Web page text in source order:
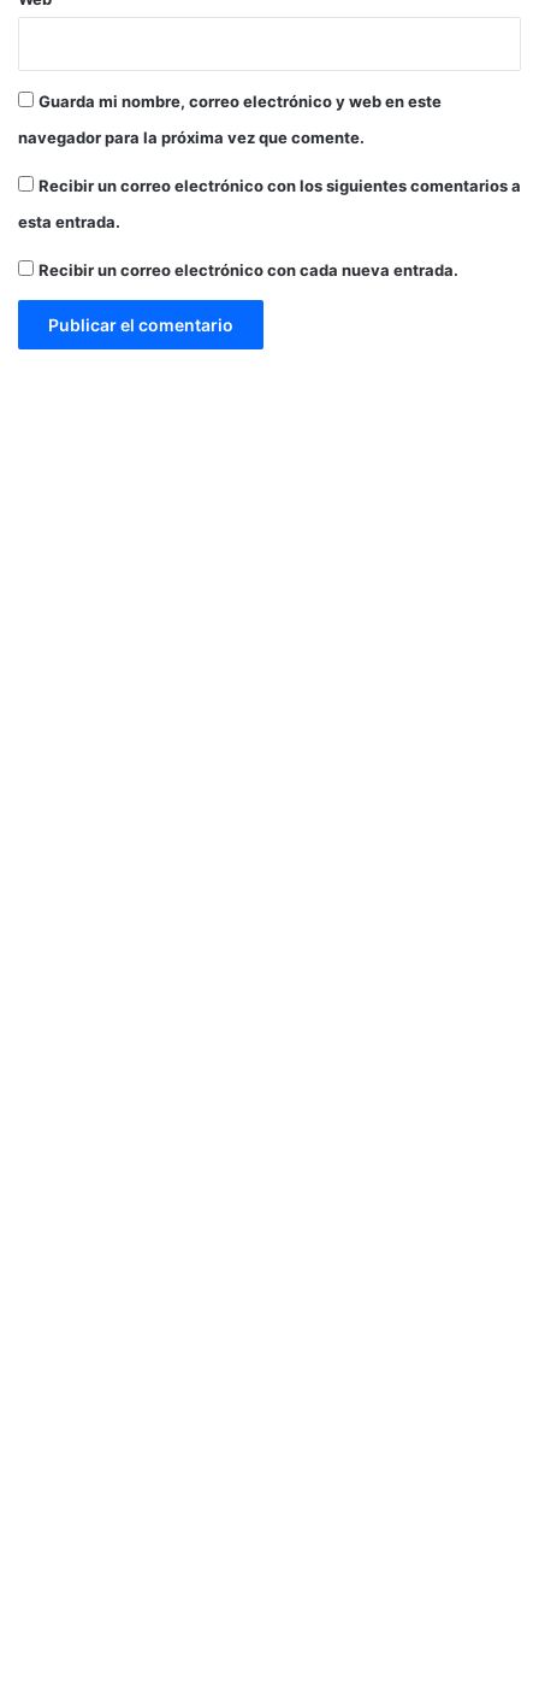
b
l
Guarda mi nombre, correo electrónico y web en este
navegador para la próxima vez que comente.
Recibir un correo electrónico con los siguientes comentarios a
esta entrada.
Recibir un correo electrónico con cada nueva entrada.